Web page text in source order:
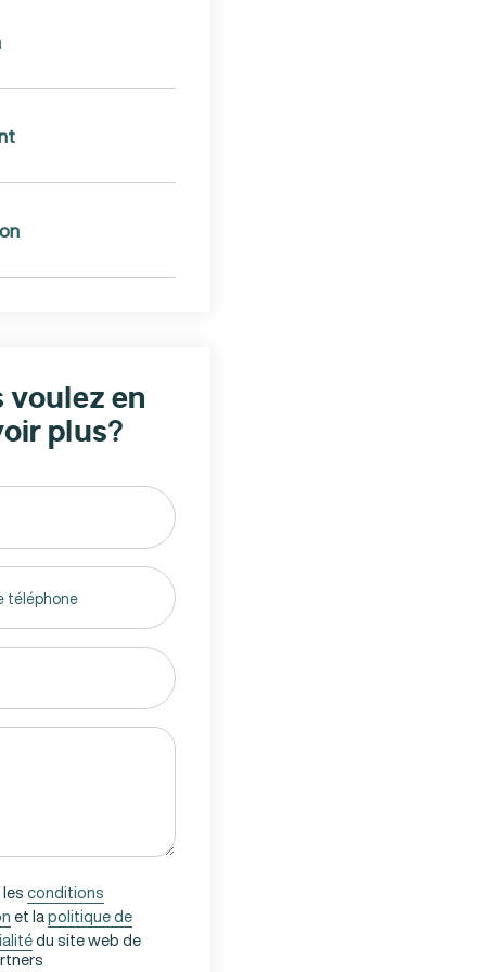
voulez en
plus?
conditions
et lapolitique de
du site web de